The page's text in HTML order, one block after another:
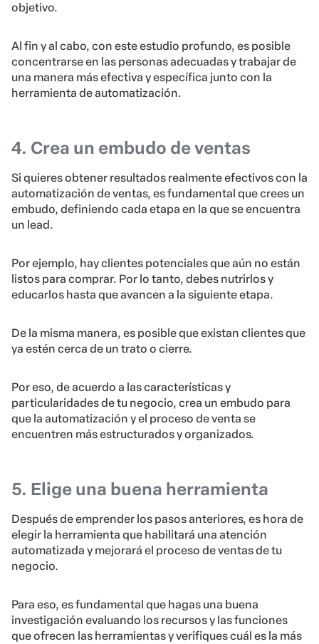
objetivo.
Al fin y al cabo, con este estudio profundo, es posible
concentrarse en las personas adecuadas y trabajar de
una manera más efectiva y específica junto con la
herramienta de automatización.
4. Crea un embudo de ventas
Si quieres obtener resultados realmente efectivos con la
automatización de ventas, es fundamental que crees un
embudo, definiendo cada etapa en la que se encuentra
un lead.
Por ejemplo, hay clientes potenciales que aún no están
listos para comprar. Por lo tanto, debes nutrirlos y
educarlos hasta que avancen a la siguiente etapa.
De la misma manera, es posible que existan clientes que
ya estén cerca de un trato o cierre.
Por eso, de acuerdo a las características y
particularidades de tu negocio, crea un embudo para
que la automatización y el proceso de venta se
encuentren más estructurados y organizados.
5. Elige una buena herramienta
Después de emprender los pasos anteriores, es hora de
elegir la herramienta que habilitará una atención
automatizada y mejorará el proceso de ventas de tu
negocio.
Para eso, es fundamental que hagas una buena
investigación evaluando los recursos y las funciones
que ofrecen las herramientas y verifiques cuál es la más